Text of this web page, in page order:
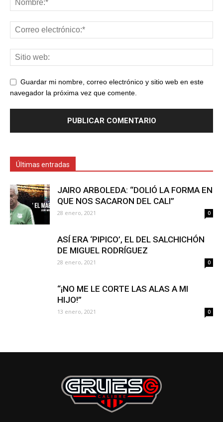
Guardar mi nombre, correo electrónico y sitio web en este
navegador la próxima vez que comente.
Últimas entradas
JAIRO ARBOLEDA: “DOLIÓ LA FORMA EN
QUE NOS SACARON DEL CALI”
28 enero, 2021 0
ASÍ ERA ‘PIPICO’, EL DEL SALCHICHÓN
DE MIGUEL RODRÍGUEZ
28 enero, 2021 0
“¡NO ME LE CORTE LAS ALAS A MI
HIJO!”
13 enero, 2021 0